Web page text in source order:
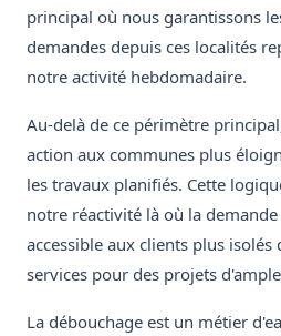
principal où nous garantissons
demandes depuis ces localités
notre activité hebdomadaire.
Au-delà de ce périmètre
action aux communes plus
les travaux planifiés. Cette
notre réactivité là où la
accessible aux clients plus
services pour des projets
La débouchage est un métier